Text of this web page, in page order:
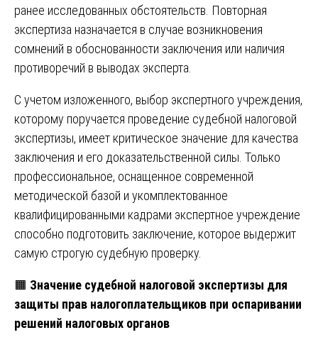
ранее исследованных обстоятельств. Повторная
экспертиза назначается в случае возникновения
сомнений в обоснованности заключения или наличия
противоречий в выводах эксперта.
С учетом изложенного, выбор экспертного учреждения,
которому поручается проведение судебной налоговой
экспертизы, имеет критическое значение для качества
заключения и его доказательственной силы. Только
профессиональное, оснащенное современной
методической базой и укомплектованное
квалифицированными кадрами экспертное учреждение
способно подготовить заключение, которое выдержит
самую строгую судебную проверку.
🟧 Значение судебной налоговой экспертизы для
защиты прав налогоплательщиков при оспаривании
решений налоговых органов